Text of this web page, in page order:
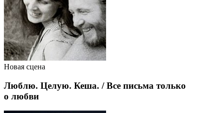
Новая сцена
Люблю. Целую. Кеша. / Все письма только
о любви